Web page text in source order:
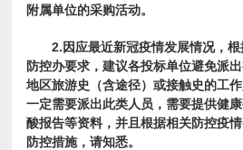
附属单位的采购活动。
2.因应最近新冠疫情发展情况，
防控办要求，建议各投标单位避免派
地区旅游史（含途径）或接触史的工
一定需要派出此类人员，需要提供健
酸报告等资料，并且根据相关防控疫
防控措施，请知悉。